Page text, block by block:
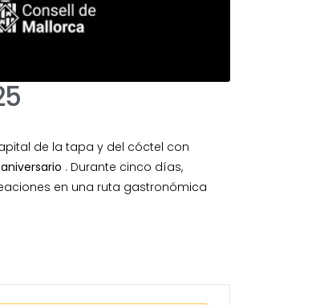
de la tapa y del cóctel con
. Durante cinco días,
en una ruta gastronómica